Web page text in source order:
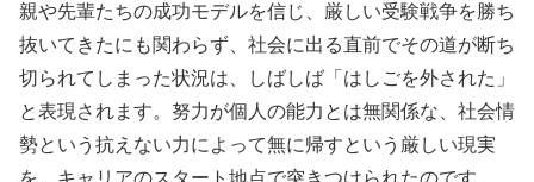
親や先輩たちの成功モデルを信じ、厳しい受験戦争を勝ち
抜いてきたにも関わらず、社会に出る直前でその道が断ち
切られてしまった状況は、しばしば「はしごを外された」
と表現されます。努力が個人の能力とは無関係な、社会情
勢という抗えない力によって無に帰すという厳しい現実